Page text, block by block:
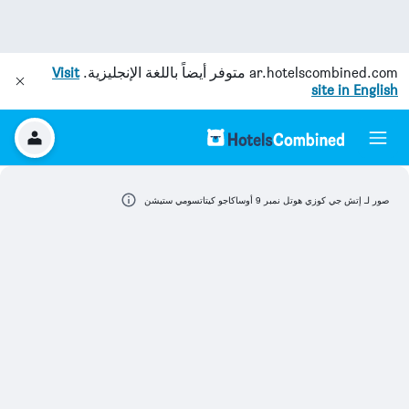
ar.hotelscombined.com متوفر أيضاً باللغة الإنجليزية.Visit
site in English
صور لـ إتش جي كوزي هوتل نمبر 9 أوساكاجو كيتاتسومي ستيشن